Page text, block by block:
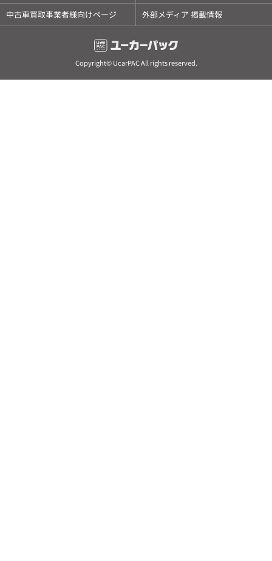
中古車買取事業者様向けページ
外部メディア 掲載情報
Copyright© UcarPAC All rights reserved.